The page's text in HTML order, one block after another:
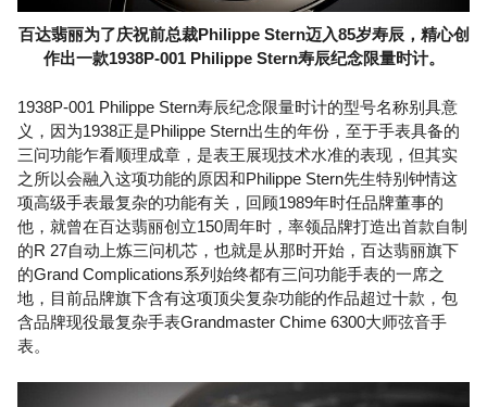
百达翡丽为了庆祝前总裁Philippe Stern迈入85岁寿辰，精心创
作出一款1938P-001 Philippe Stern寿辰纪念限量时计。
1938P-001 Philippe Stern寿辰纪念限量时计的型号名称别具意
义，因为1938正是Philippe Stern出生的年份，至于手表具备的
三问功能乍看顺理成章，是表王展现技术水准的表现，但其实
之所以会融入这项功能的原因和Philippe Stern先生特别钟情这
项高级手表最复杂的功能有关，回顾1989年时任品牌董事的
他，就曾在百达翡丽创立150周年时，率领品牌打造出首款自制
的R 27自动上炼三问机芯，也就是从那时开始，百达翡丽旗下
的Grand Complications系列始终都有三问功能手表的一席之
地，目前品牌旗下含有这项顶尖复杂功能的作品超过十款，包
含品牌现役最复杂手表Grandmaster Chime 6300大师弦音手
表。